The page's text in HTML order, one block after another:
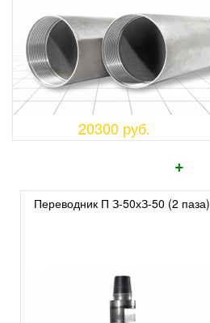
20300 руб.
+
Переводник П З-50хЗ-50 (2 паза)